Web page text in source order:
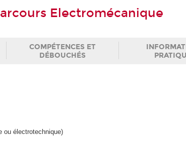
Electromécanique
COMPÉTENCES ET
DÉBOUCHÉS
ou électrotechnique)